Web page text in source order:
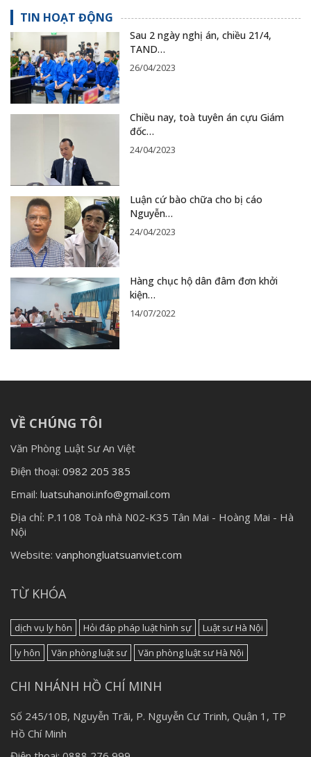
TIN HOẠT ĐỘNG
Sau 2 ngày nghị án, chiều 21/4,
TAND…
26/04/2023
Chiều nay, toà tuyên án cựu Giám
đốc…
24/04/2023
Luận cứ bào chữa cho bị cáo
Nguyễn…
24/04/2023
Hàng chục hộ dân đâm đơn khởi
kiện…
14/07/2022
VỀ CHÚNG TÔI
Văn Phòng Luật Sư An Việt
Điện thoại: 0982 205 385
Email: luatsuhanoi.info@gmail.com
Địa chỉ: P.1108 Toà nhà N02-K35 Tân Mai - Hoàng Mai - Hà
Nội
Website: vanphongluatsuanviet.com
TỪ KHÓA
dịch vụ ly hôn Hỏi đáp pháp luật hình sự
Luật sư Hà Nội
ly hôn
Văn phòng luật sư Văn phòng luật sư Hà Nội
CHI NHÁNH HỒ CHÍ MINH
Số 245/10B, Nguyễn Trãi, P. Nguyễn Cư Trinh, Quận 1, TP
Hồ Chí Minh